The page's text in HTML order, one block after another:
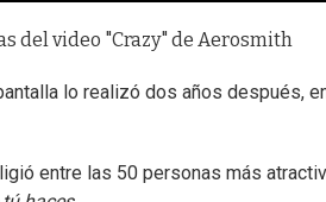
del video "Crazy" de Aerosmith
lo realizó dos años después,
entre las 50 personas más